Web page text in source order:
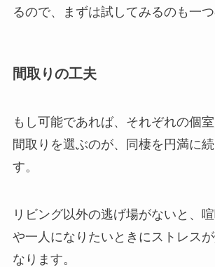
るので、まずは試してみるのも一つ
間取りの工夫
もし可能であれば、それぞれの個
間取りを選ぶのが、同棲を円満に
す。
リビング以外の逃げ場がないと、
や一人になりたいときにストレス
なります。